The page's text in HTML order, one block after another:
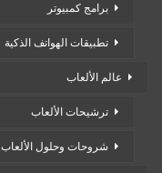
برامج كمبيوتر
تطبيقات الهواتف الذكية
عالم الألعاب
ترشيحات الألعاب
شروحات وحلول الألعاب